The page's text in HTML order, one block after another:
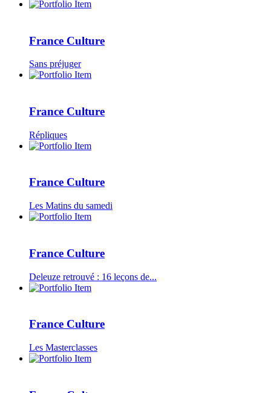
France Culture
Sans préjuger
France Culture
Répliques
France Culture
Les Matins du samedi
France Culture
Deleuze retrouvé : 16 leçons de...
France Culture
Les Masterclasses